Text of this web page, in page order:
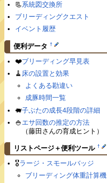
📃系統図交換所
ブリーディングクエスト
イベント履歴
便利データ †
❤️ブリーディング早見表
🧹 床の設置と効果
よくある勘違い
成豚時間一覧
🐖子ぶたの成長4段階の詳細
🍚エサ回数の推定の方法
（藤田さんの育成ヒント）
リストページ＋便利ツール †
🎖ラージ・スモールバッジ
ブリーディング体重計算機